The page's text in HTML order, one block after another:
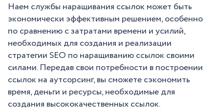
Наем службы наращивания ссылок может быть
экономически эффективным решением, особенно
по сравнению с затратами времени и усилий,
необходимых для создания и реализации
стратегии SEO по наращиванию ссылок своими
силами. Передав свои потребности в построении
ссылок на аутсорсинг, вы сможете сэкономить
время, деньги и ресурсы, необходимые для
создания высококачественных ссылок.